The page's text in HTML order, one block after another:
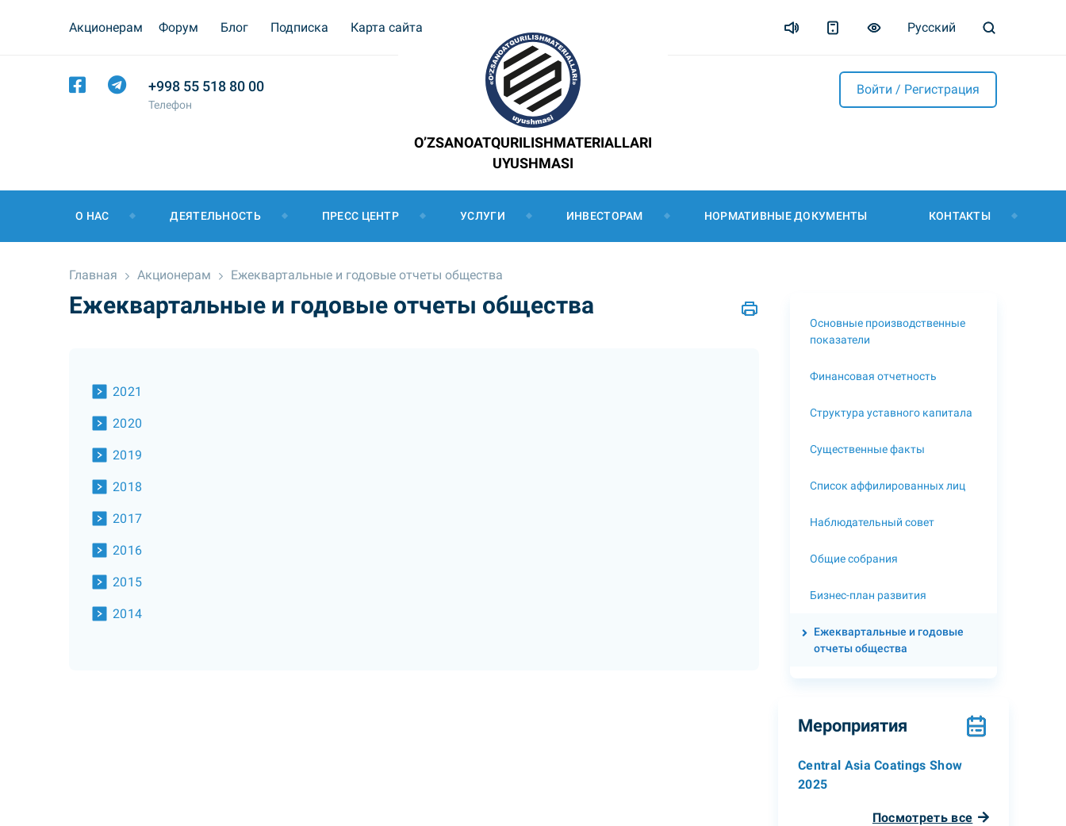
Акционерам Форум Блог Подписка Карта сайта Русский
+998 55 518 80 00
Телефон
Войти / Регистрация
O’ZSANOATQURILISHMATERIALLARI
UYUSHMASI
О НАС ДЕЯТЕЛЬНОСТЬ ПРЕСС ЦЕНТР УСЛУГИ ИНВЕСТОРАМ НОРМАТИВНЫЕ ДОКУМЕНТЫ КОНТАКТЫ
Главная Акционерам Ежеквартальные и годовые отчеты общества
Ежеквартальные и годовые отчеты общества
2021
2020
2019
2018
2017
2016
2015
2014
Основные производственные
показатели
Финансовая отчетность
Структура уставного капитала
Существенные факты
Список аффилированных лиц
Наблюдательный совет
Общие собрания
Бизнес-план развития
Ежеквартальные и годовые
отчеты общества
Мероприятия
Central Asia Coatings Show
2025
Посмотреть все